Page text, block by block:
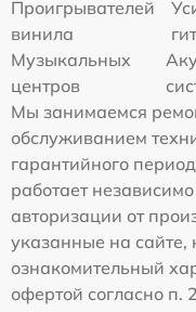
Проигрывателей
винила
Музыкальных
центров
Мы занимаемся
обслуживанием
гарантийного
работает
авторизации от
указанные на сайте,
ознакомительный
офертой согласно п.